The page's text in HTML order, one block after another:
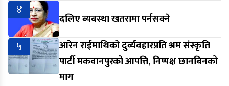
४
दलिए ब्यबस्था खतरामा पर्नसक्ने
५
आरेन राईमाथिको दुर्व्यवहारप्रति श्रम संस्कृति
पार्टी मकवानपुरको आपत्ति, निष्पक्ष छानबिनको
माग